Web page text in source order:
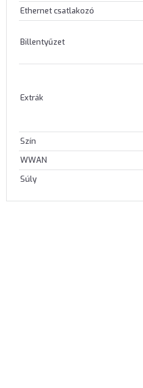
Ethernet csatlakozó
Billentyűzet
Extrák
Szín
WWAN
Súly